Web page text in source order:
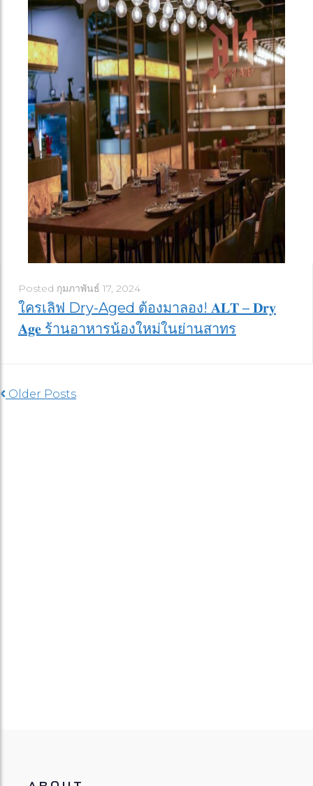
Posted กุมภาพันธ์ 17, 2024
ใครเลิฟ Dry-Aged ต้องมาลอง! 𝐀𝐋𝐓 – 𝐃𝐫𝐲
𝐀𝐠𝐞 ร้านอาหารน้องใหม่ในย่านสาทร
Older Posts